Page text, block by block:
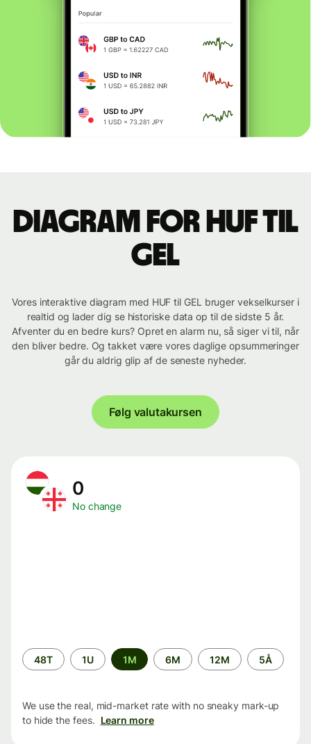
Diagram for HUF til
GEL
Vores interaktive diagram med HUF til GEL bruger vekselkurser i
realtid og lader dig se historiske data op til de sidste 5 år.
Afventer du en bedre kurs? Opret en alarm nu, så siger vi til, når
den bliver bedre. Og takket være vores daglige opsummeringer
går du aldrig glip af de seneste nyheder.
Følg valutakursen
0
No change
Time
period
48T 1U 1M 6M 12M 5Å
We use the real, mid-market rate with no sneaky mark-up
to hide the fees. Learn more